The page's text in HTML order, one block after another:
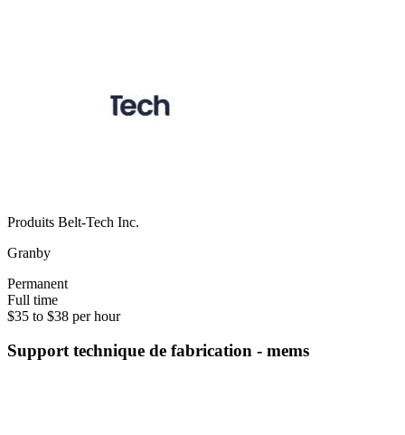
Produits Belt-Tech Inc.
Granby
Permanent
Full time
$35 to $38 per hour
Support technique de fabrication - mems